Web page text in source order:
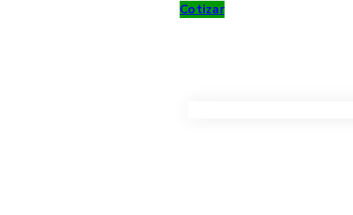
Cotizar